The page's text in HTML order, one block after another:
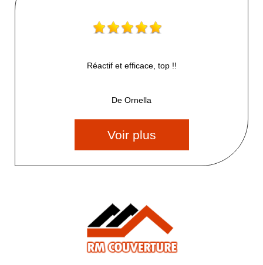
Réactif et efficace, top !!
De Ornella
Voir plus